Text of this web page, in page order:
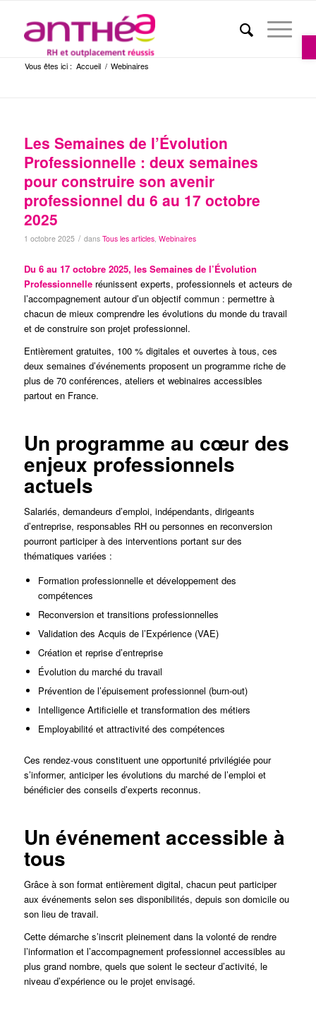
Vous êtes ici : Accueil / Webinaires
Les Semaines de l’Évolution
Professionnelle : deux semaines
pour construire son avenir
professionnel du 6 au 17 octobre
2025
1 octobre 2025 / dans Tous les articles, Webinaires
Du 6 au 17 octobre 2025, les Semaines de l’Évolution
Professionnelleréunissent experts, professionnels et acteurs de
l’accompagnement autour d’un objectif commun : permettre à
chacun de mieux comprendre les évolutions du monde du travail
et de construire son projet professionnel.
Entièrement gratuites, 100 % digitales et ouvertes à tous, ces
deux semaines d’événements proposent un programme riche de
plus de 70 conférences, ateliers et webinaires accessibles
partout en France.
Un programme au cœur des
enjeux professionnels
actuels
Salariés, demandeurs d’emploi, indépendants, dirigeants
d’entreprise, responsables RH ou personnes en reconversion
pourront participer à des interventions portant sur des
thématiques variées :
Formation professionnelle et développement des
compétences
Reconversion et transitions professionnelles
Validation des Acquis de l’Expérience (VAE)
Création et reprise d’entreprise
Évolution du marché du travail
Prévention de l’épuisement professionnel (burn-out)
Intelligence Artificielle et transformation des métiers
Employabilité et attractivité des compétences
Ces rendez-vous constituent une opportunité privilégiée pour
s’informer, anticiper les évolutions du marché de l’emploi et
bénéficier des conseils d’experts reconnus.
Un événement accessible à
tous
Grâce à son format entièrement digital, chacun peut participer
aux événements selon ses disponibilités, depuis son domicile ou
son lieu de travail.
Cette démarche s’inscrit pleinement dans la volonté de rendre
l’information et l’accompagnement professionnel accessibles au
plus grand nombre, quels que soient le secteur d’activité, le
niveau d’expérience ou le projet envisagé.